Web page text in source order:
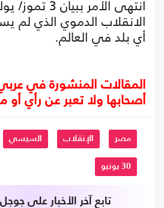
الانقلاب الدموي الذي لم
أي بلد في العالم.
أصحابها ولا تعبر عن رأي
مصر الإنقلاب السيسي
30 يونيو
تابع آخر الأخبار على جوجل